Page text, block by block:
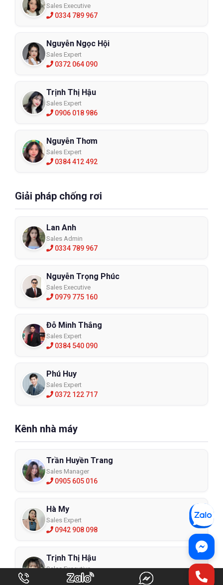
Sales Executive
0334 789 967
Nguyễn Ngọc Hội
Sales Expert
0372 064 090
Trịnh Thị Hậu
Sales Expert
0906 018 986
Nguyễn Thơm
Sales Expert
0384 412 492
Giải pháp chống rơi
Lan Anh
Sales Admin
0334 789 967
Nguyễn Trọng Phúc
Sales Executive
0979 775 160
Đỗ Minh Thắng
Sales Expert
0384 540 090
Phú Huy
Sales Expert
0372 122 717
Kênh nhà máy
Trần Huyền Trang
Sales Manager
0905 605 016
Hà My
Sales Expert
0942 908 098
Trịnh Thị Hậu
Sales Executive
0906 018 986